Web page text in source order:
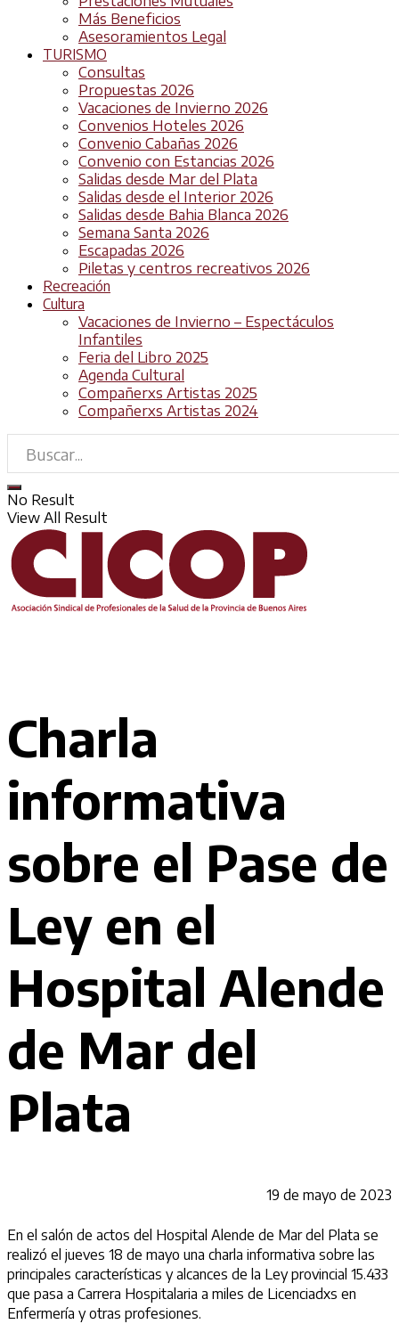
Más Beneficios
Asesoramientos Legal
TURISMO
Consultas
Propuestas 2026
Vacaciones de Invierno 2026
Convenios Hoteles 2026
Convenio Cabañas 2026
Convenio con Estancias 2026
Salidas desde Mar del Plata
Salidas desde el Interior 2026
Salidas desde Bahia Blanca 2026
Semana Santa 2026
Escapadas 2026
Piletas y centros recreativos 2026
Recreación
Cultura
Vacaciones de Invierno – Espectáculos
Infantiles
Feria del Libro 2025
Agenda Cultural
Compañerxs Artistas 2025
Compañerxs Artistas 2024
No Result
View All Result
Charla
informativa
sobre el Pase de
Ley en el
Hospital Alende
de Mar del
Plata
19 de mayo de 2023
En el salón de actos del Hospital Alende de Mar del Plata se
realizó el jueves 18 de mayo una charla informativa sobre las
principales características y alcances de la Leyprovincial 15.433
que pasa a Carrera Hospitalaria a miles de Licenciadxs en
Enfermería y otras profesiones.